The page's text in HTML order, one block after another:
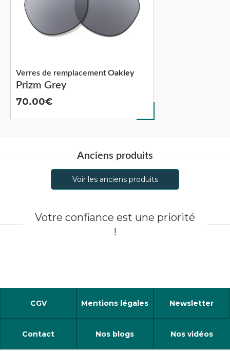
Prizm Grey
Verres de remplacementOakley
70.00
Anciens produits
Voir les anciens produits
Votre confiance est une priorité
!
CGV Mentions légales Newsletter
Contact Nos blogs Nos vidéos